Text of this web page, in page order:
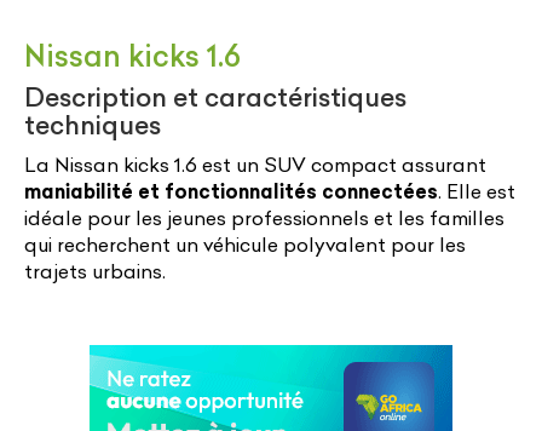
Nissan kicks 1.6
Description et caractéristiques
techniques
La Nissan kicks 1.6 est un SUV compact assurant
maniabilité et fonctionnalités connectées. Elle est
idéale pour les jeunes professionnels et les familles
qui recherchent un véhicule polyvalent pour les
trajets urbains.